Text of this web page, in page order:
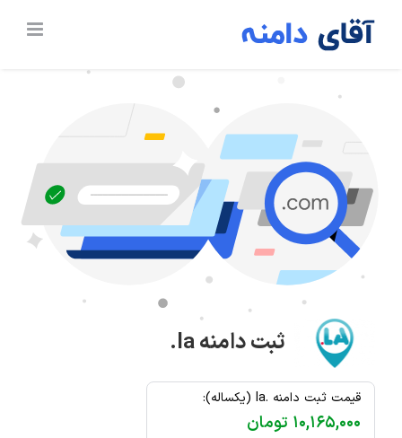
ثبت دامنه.la
قیمت ثبت دامنه .la (یکساله):
۱۰,۱۶۵,۰۰۰ تومان